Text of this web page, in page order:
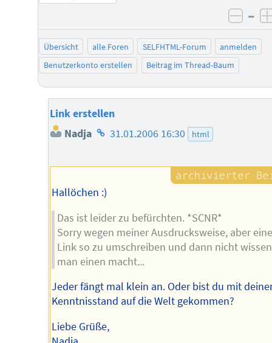
–
Übersicht alle Foren SELFHTML-Forum
anmelden
Benutzerkonto erstellen
Beitrag im Thread-Baum
Link erstellen
Nadja Homepage
Autors
31.01.2006 16:30 html
Hallöchen :)
Das ist leider zu befürchten. *SCNR*
Sorry wegen meiner Ausdrucksweise, aber
Link so zu umschreiben und dann nicht
man einen macht...
Jeder fängt mal klein an. Oder bist du mit
Kenntnisstand auf die Welt gekommen?
Liebe Grüße,